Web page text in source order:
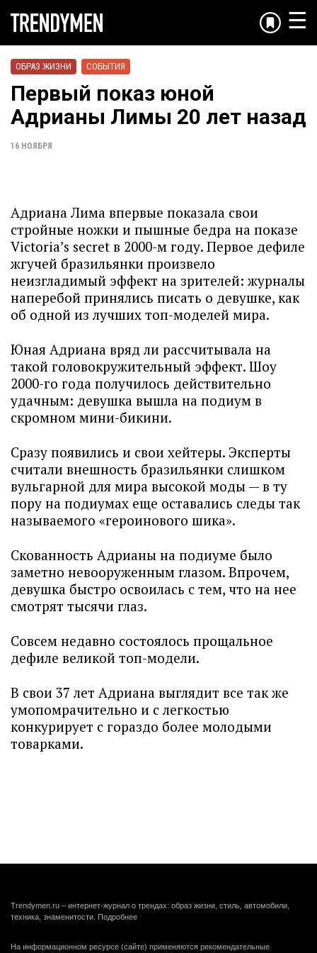
☰
ОБРАЗ ЖИЗНИ СОБЫТИЯ
Первый показ юной
Адрианы Лимы 20 лет назад
16 НОЯБРЯ
Адриана Лима впервые показала свои
стройные ножки и пышные бедра на показе
Victoria’s secret в 2000-м году. Первое дефиле
жгучей бразильянки произвело
неизгладимый эффект на зрителей: журналы
наперебой принялись писать о девушке, как
об одной из лучших топ-моделей мира.
Юная Адриана вряд ли рассчитывала на
такой головокружительный эффект. Шоу
2000-го года получилось действительно
удачным: девушка вышла на подиум в
скромном мини-бикини.
Сразу появились и свои хейтеры. Эксперты
считали внешность бразильянки слишком
вульгарной для мира высокой моды — в ту
пору на подиумах еще оставались следы так
называемого «героинового шика».
Скованность Адрианы на подиуме было
заметно невооруженным глазом. Впрочем,
девушка быстро освоилась с тем, что на нее
смотрят тысячи глаз.
Совсем недавно состоялось прощальное
дефиле великой топ-модели.
В свои 37 лет Адриана выглядит все так же
умопомрачительно и с легкостью
конкурирует с гораздо более молодыми
товарками.
Trendymen.ru – интернет-журнал о трендах: образ жизни, стиль, автомобили,
техника, знаменитости. Подробнее
На информационном ресурсе (сайте) применяются рекомендательные